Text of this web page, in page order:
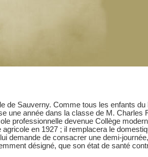
de Sauverny. Comme tous les enfants du
une année dans la classe de M. Charles
professionnelle devenue Collège
agricole en 1927 ; il remplacera le
demande de consacrer une demi-
désigné, que son état de santé